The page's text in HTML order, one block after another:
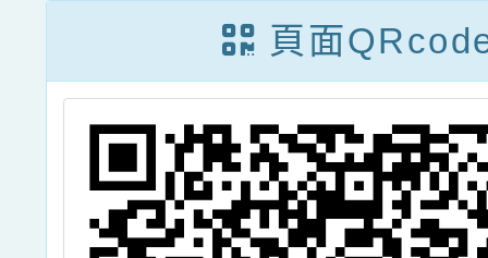
意說故事競賽」
長親
頁面